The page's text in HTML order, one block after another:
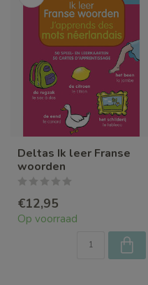
Deltas Ik leer Franse
woorden
€12,95
Op voorraad